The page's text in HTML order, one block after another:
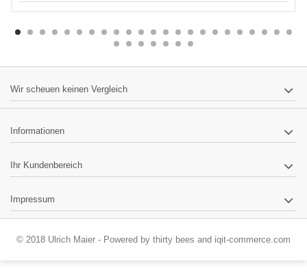
Wir scheuen keinen Vergleich
Informationen
Ihr Kundenbereich
Impressum
© 2018 Ulrich Maier - Powered by thirty bees and iqit-commerce.com